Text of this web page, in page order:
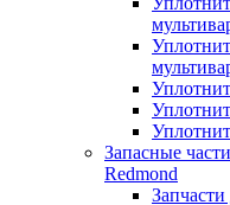
Запасные
Redmond